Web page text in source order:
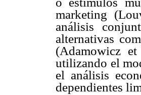
marketing
análisis
alternativas
(Adamowicz
utilizando el
el análisis
dependientes